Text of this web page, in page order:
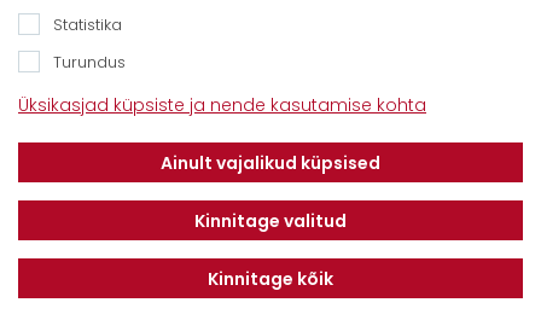
Klientidele
Meist
Kontaktid
Teenindus
Finantseerimine
Privaatsuseeskiri
Liitu uudiskirjaga
Statistika
Turundus
Üksikasjad küpsiste ja nende kasutamise kohta
Ainult vajalikud küpsised
Kinnitage valitud
Kinnitage kõik